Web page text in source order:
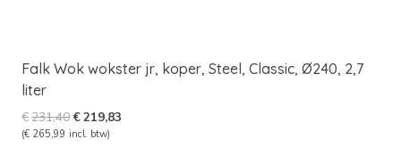
Falk Wok wokster jr, koper, Steel, Classic, Ø240, 2,7
liter
€231,40Oorspronkelijke
prijs
€219,83
(€ 265,99 incl. btw)